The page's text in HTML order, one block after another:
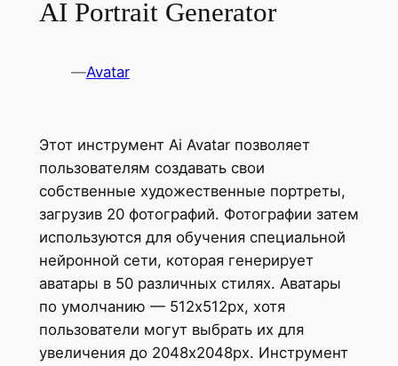
AI Portrait Generator
—Avatar
Этот инструмент Ai Avatar позволяет
пользователям создавать свои
собственные художественные портреты,
загрузив 20 фотографий. Фотографии затем
используются для обучения специальной
нейронной сети, которая генерирует
аватары в 50 различных стилях. Аватары
по умолчанию — 512x512px, хотя
пользователи могут выбрать их для
увеличения до 2048x2048px. Инструмент